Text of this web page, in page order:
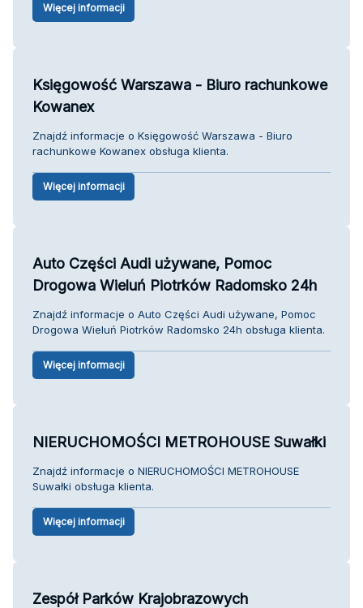
Więcej informacji
Księgowość Warszawa - Biuro rachunkowe
Kowanex
Znajdź informacje o Księgowość Warszawa - Biuro
rachunkowe Kowanex obsługa klienta.
Więcej informacji
Auto Części Audi używane, Pomoc
Drogowa Wieluń Piotrków Radomsko 24h
Znajdź informacje o Auto Części Audi używane, Pomoc
Drogowa Wieluń Piotrków Radomsko 24h obsługa klienta.
Więcej informacji
NIERUCHOMOŚCI METROHOUSE Suwałki
Znajdź informacje o NIERUCHOMOŚCI METROHOUSE
Suwałki obsługa klienta.
Więcej informacji
Zespół Parków Krajobrazowych